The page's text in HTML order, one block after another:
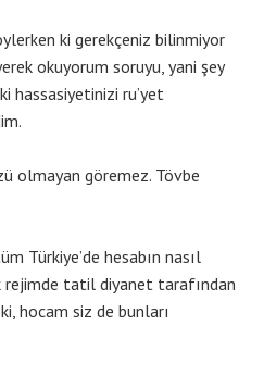
ki gerekçeniz bilinmiyor
okuyorum soruyu, yani şey
hassasiyetinizi ru’yet
olmayan göremez. Tövbe
Türkiye’de hesabın nasıl
rejimde tatil diyanet tarafından
hocam siz de bunları